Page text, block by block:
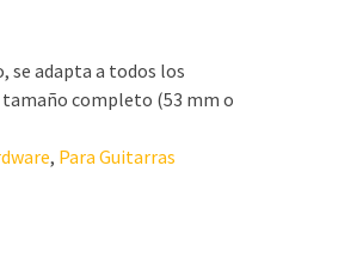
se adapta a todos los
completo (53 mm o
, Para Guitarras